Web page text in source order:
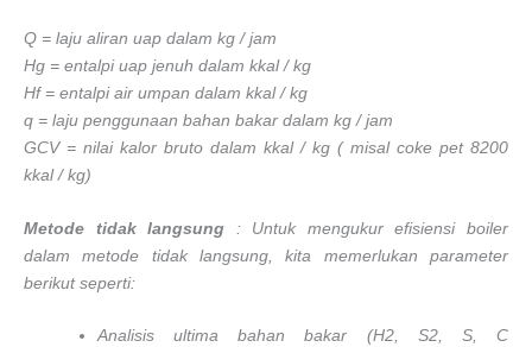
Q = laju aliran uap dalam kg / jam
Hg = entalpi uap jenuh dalam kkal / kg
Hf = entalpi air umpan dalam kkal / kg
q = laju penggunaan bahan bakar dalam kg / jam
GCV = nilai kalor bruto dalam kkal / kg ( misal coke pet 8200
kkal / kg)
Metode tidak langsung : Untuk mengukur efisiensi boiler
dalam metode tidak langsung, kita memerlukan parameter
berikut seperti:
Analisis ultima bahan bakar (H2, S2, S, C